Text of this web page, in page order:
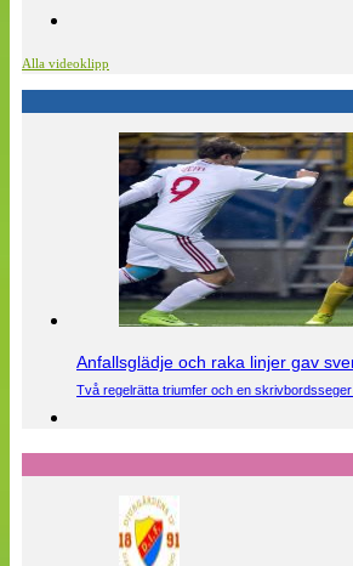
Alla videoklipp
Anfallsglädje och raka linjer gav
Två regelrätta triumfer och en